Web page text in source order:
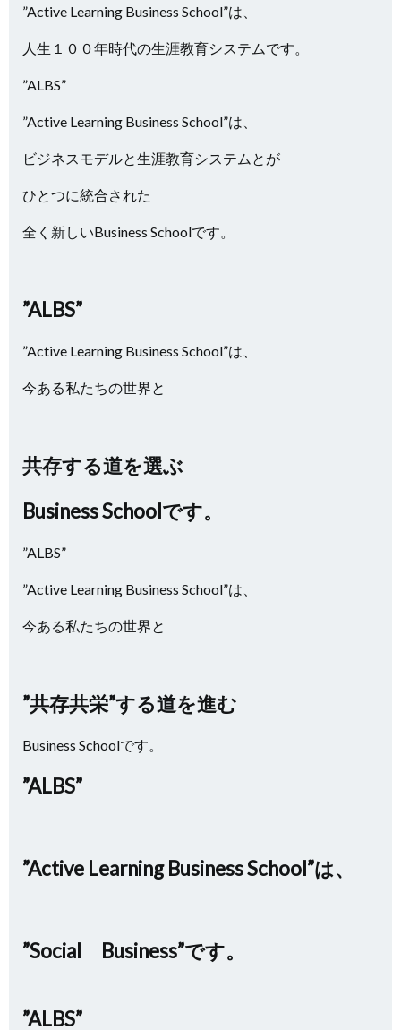
”Active Learning Business School”は、
人生１００年時代の生涯教育システムです。
”ALBS”
”Active Learning Business School”は、
ビジネスモデルと生涯教育システムとが
ひとつに統合された
全く新しいBusiness Schoolです。
”ALBS”
”Active Learning Business School”は、
今ある私たちの世界と
共存する道を選ぶ
Business Schoolです。
”ALBS”
”Active Learning Business School”は、
今ある私たちの世界と
”共存共栄”する道を進む
Business Schoolです。
”ALBS”
”Active Learning Business School”は、
”Social Business”です。
”ALBS”